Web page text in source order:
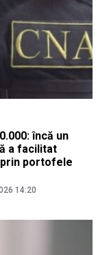
încă un
a facilitat
portofele
14:20